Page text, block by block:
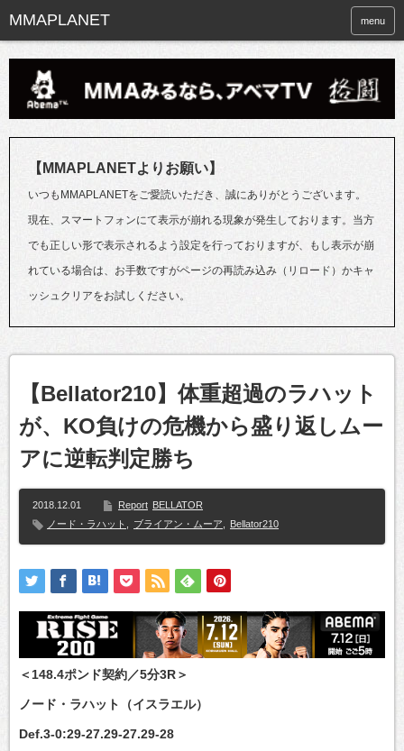
menu
【MMAPLANETよりお願い】
いつもMMAPLANETをご愛読いただき、誠にありがとうございます。
現在、スマートフォンにて表示が崩れる現象が発生しております。当方
でも正しい形で表示されるよう設定を行っておりますが、もし表示が崩
れている場合は、お手数ですがページの再読み込み（リロード）かキャ
ッシュクリアをお試しください。
【Bellator210】体重超過のラハット
が、KO負けの危機から盛り返しムー
アに逆転判定勝ち
2018.12.01 Report BELLATOR
ノード・ラハット
ブライアン・ムーア Bellator210
＜148.4ポンド契約／5分3R＞
ノード・ラハット（イスラエル）
Def.3-0:29-27.29-27.29-28